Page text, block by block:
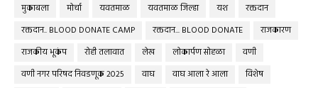
मुकाबला
मोर्चा यवतमाळ यवतमाळ जिल्हा यश
रक्तदान
रक्तदान.. BLOOD DONATE CAMP
रक्तदान... BLOOD DONATE
राजकारण
राजकीय भूकंप
रोही तलावात लेख लोकार्पण सोहळा
वणी
वणी नगर परिषद निवडणूक 2025
वाघ वाघ आला रे आला
विशेष